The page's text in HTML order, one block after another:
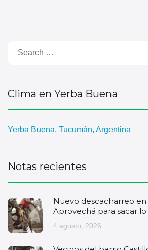
Clima en Yerba Buena
Yerba Buena, Tucumán, Argentina
Notas recientes
Nuevo descacharreo en
Aprovechá para sacar
4 agosto, 2026